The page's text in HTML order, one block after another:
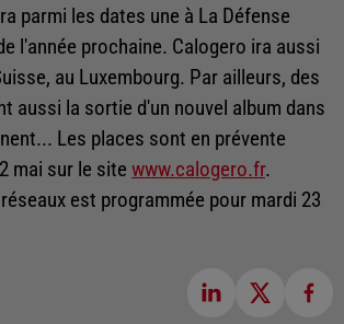
parmi les dates une à La Défense
l'année prochaine. Calogero ira aussi
au Luxembourg. Par ailleurs, des
aussi la sortie d'un nouvel album dans
Les places sont en prévente
mai sur le site www.calogero.fr.
est programmée pour mardi 23